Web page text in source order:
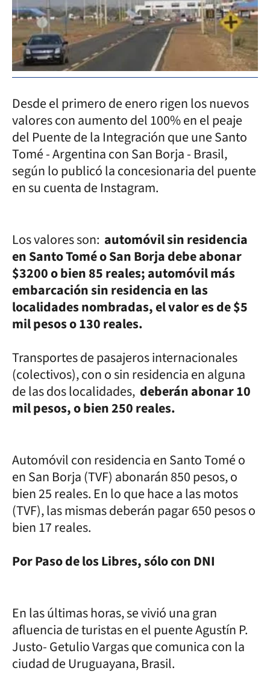
Desde el primero de enero rigen los nuevos
valores con aumento del 100% en el peaje
del Puente de la Integración que une Santo
Tomé - Argentina con San Borja - Brasil,
según lo publicó la concesionaria del puente
en su cuenta de Instagram.
Los valores son: automóvil sin residencia
en Santo Tomé o San Borja debe abonar
$3200 o bien 85 reales; automóvil más
embarcación sin residencia en las
localidades nombradas, el valor es de $5
mil pesos o 130 reales.
Transportes de pasajeros internacionales
(colectivos), con o sin residencia en alguna
de las dos localidades, deberán abonar 10
mil pesos, o bien 250 reales.
Automóvil con residencia en Santo Tomé o
en San Borja (TVF) abonarán 850 pesos, o
bien 25 reales. En lo que hace a las motos
(TVF), las mismas deberán pagar 650 pesos o
bien 17 reales.
Por Paso de los Libres, sólo con DNI
En las últimas horas, se vivió una gran
afluencia de turistas en el puente Agustín P.
Justo- Getulio Vargas que comunica con la
ciudad de Uruguayana, Brasil.